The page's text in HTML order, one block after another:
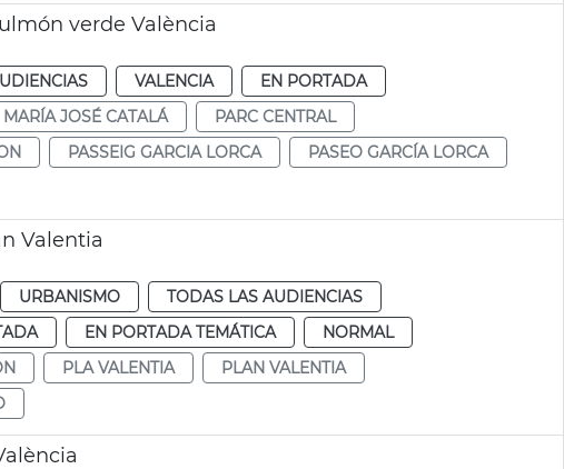
verde València
VALENCIA
EN PORTADA
MARÍA JOSÉ CATALÁ
PARC CENTRAL
PASSEIG GARCIA LORCA
PASEO GARCÍA LORCA
Valentia
URBANISMO
TODAS LAS AUDIENCIAS
EN PORTADA TEMÁTICA
NORMAL
PLA VALENTIA
PLAN VALENTIA